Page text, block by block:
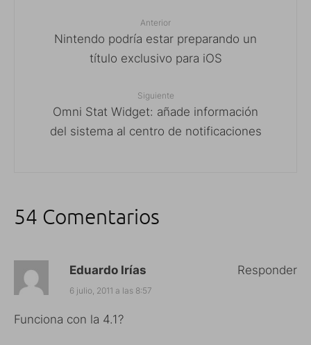
Anterior
Nintendo podría estar preparando un
título exclusivo para iOS
Siguiente
Omni Stat Widget: añade información
del sistema al centro de notificaciones
54 Comentarios
Eduardo Irías
6 julio, 2011 a las 8:57
Funciona con la 4.1?
Responder